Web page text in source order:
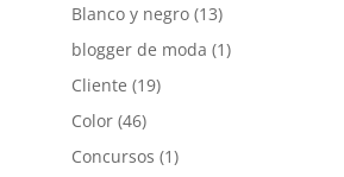
Blanco y negro(13)
blogger de moda (1)
Cliente (19)
Color(46)
Concursos (1)